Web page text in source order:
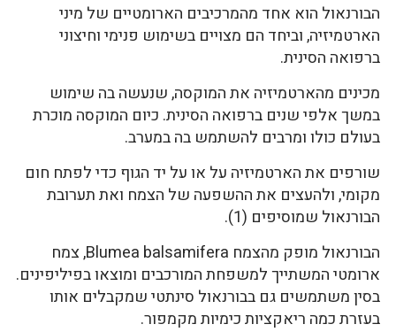
הבורנאול הוא אחד מהמרכיבים הארומטיים של מיני
הארטמיזיה, וביחד הם מצויים בשימוש פנימי וחיצוני
ברפואה הסינית.
מכינים מהארטמיזיה את המוקסה, שנעשה בה שימוש
במשך אלפי שנים ברפואה הסינית. כיום המוקסה מוכרת
בעולם כולו ומרבים להשתמש בה במערב.
שורפים את הארטמיזיה על או על יד הגוף כדי לפתח חום
מקומי, ולהעצים את ההשפעה של הצמח ואת תערובת
הבורנאול שמוסיפים (1).
הבורנאול מופק מהצמח Blumea balsamifera, צמח
ארומטי המשתייך למשפחת המורכבים ומוצאו בפיליפינים.
בסין משתמשים גם בבורנאול סינתטי שמקבלים אותו
בעזרת כמה ריאקציות כימיות מקמפור.